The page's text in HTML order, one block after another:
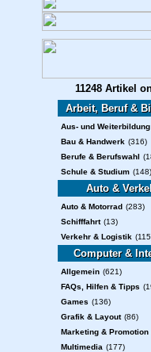
11248 Artikel
Arbeit, Beruf &
Aus- und Weiterbildung
Bau & Handwerk (316)
Berufe & Berufswahl
Schule & Studium (148)
Auto &
Auto & Motorrad (283)
Schifffahrt (13)
Verkehr & Logistik
Computer &
Allgemein (621)
FAQs, Hilfen & Tipps
Games (136)
Grafik & Layout (86)
Marketing & Promotion
Multimedia (177)